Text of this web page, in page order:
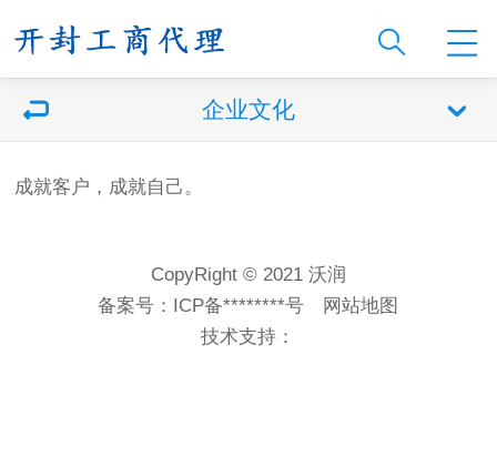
企业文化
成就客户，成就自己。
CopyRight © 2021 沃润
备案号： ICP备********号
网站地图
技术支持：